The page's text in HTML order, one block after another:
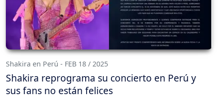
Shakira en Perú - FEB 18 / 2025
Shakira reprograma su concierto en Perú y
sus fans no están felices